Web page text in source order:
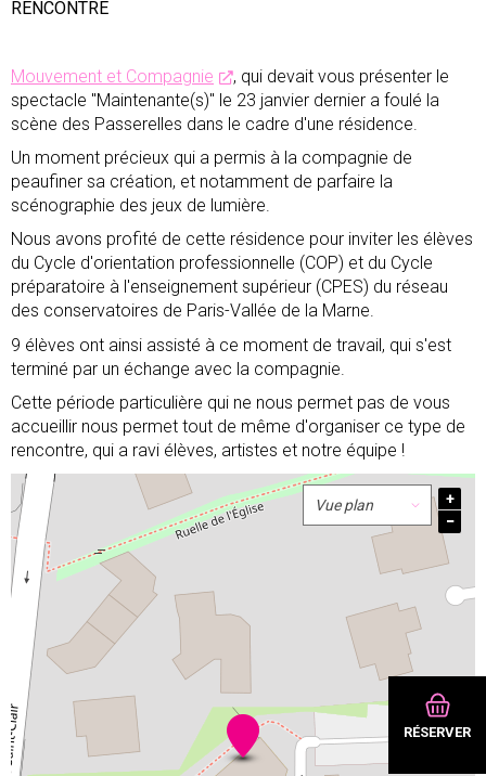
RÉSERVER
RENCONTRE
Mouvement et Compagnie
, qui devait vous présenter le
spectacle "Maintenante(s)" le 23 janvier dernier a foulé la
scène des Passerelles dans le cadre d'une résidence.
Un moment précieux qui a permis à la compagnie de
peaufiner sa création, et notamment de parfaire la
scénographie des jeux de lumière.
Nous avons profité de cette résidence pour inviter les élèves
du Cycle d'orientation professionnelle (COP) et du Cycle
préparatoire à l'enseignement supérieur (CPES) du réseau
des conservatoires de Paris-Vallée de la Marne.
9 élèves ont ainsi assisté à ce moment de travail, qui s'est
terminé par un échange avec la compagnie.
Cette période particulière qui ne nous permet pas de vous
accueillir nous permet tout de même d'organiser ce type de
rencontre, qui a ravi élèves, artistes et notre équipe !
+
−